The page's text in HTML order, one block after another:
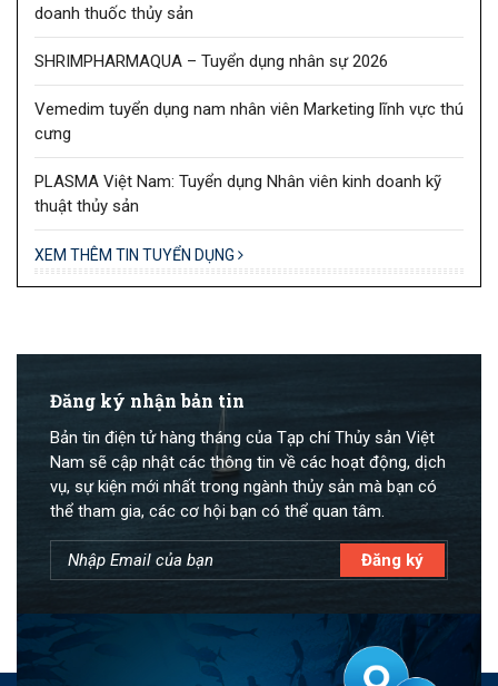
doanh thuốc thủy sản
SHRIMPHARMAQUA – Tuyển dụng nhân sự 2026
Vemedim tuyển dụng nam nhân viên Marketing lĩnh vực thú
cưng
PLASMA Việt Nam: Tuyển dụng Nhân viên kinh doanh kỹ
thuật thủy sản
XEM THÊM TIN TUYỂN DỤNG
Đăng ký nhận bản tin
Bản tin điện tử hàng tháng của Tạp chí Thủy sản Việt
Nam sẽ cập nhật các thông tin về các hoạt động, dịch
vụ, sự kiện mới nhất trong ngành thủy sản mà bạn có
thể tham gia, các cơ hội bạn có thể quan tâm.